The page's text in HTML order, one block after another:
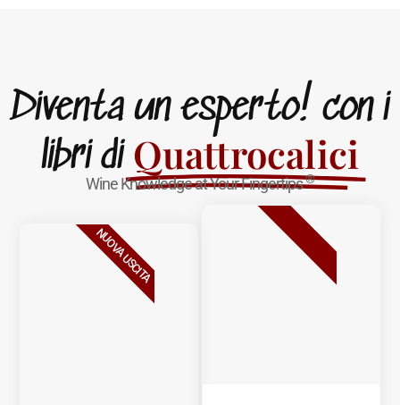
Diventa un esperto! con i
libri di Quattrocalici
Wine Knowledge at Your Fingertips®
NUOVA USCITA BESTSELLER